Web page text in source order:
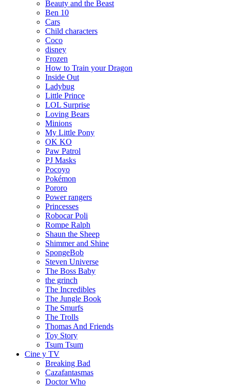
Beauty and the Beast
Ben 10
Cars
Child characters
Coco
disney
Frozen
How to Train your Dragon
Inside Out
Ladybug
Little Prince
LOL Surprise
Loving Bears
Minions
My Little Pony
OK KO
Paw Patrol
PJ Masks
Pocoyo
Pokémon
Pororo
Power rangers
Princesses
Robocar Poli
Rompe Ralph
Shaun the Sheep
Shimmer and Shine
SpongeBob
Steven Universe
The Boss Baby
the grinch
The Incredibles
The Jungle Book
The Smurfs
The Trolls
Thomas And Friends
Toy Story
Tsum Tsum
Cine y TV
Breaking Bad
Cazafantasmas
Doctor Who